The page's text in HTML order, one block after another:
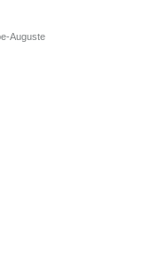
Auguste